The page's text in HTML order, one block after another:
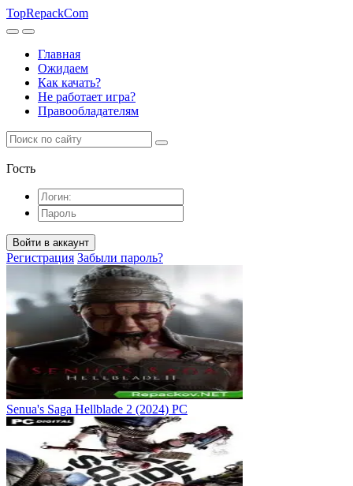
TopRepackCom
Главная
Ожидаем
Как качать?
Не работает игра?
Правообладателям
Гость
Войти в аккаунт
Регистрация Забыли пароль?
Senua's Saga Hellblade 2 (2024) PC